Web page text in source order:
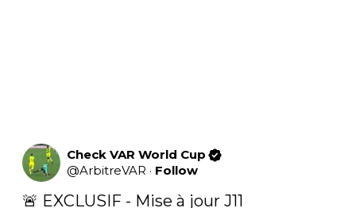
Check VAR World Cup
@ArbitreVAR · Follow
🚨 EXCLUSIF - Mise à jour J11